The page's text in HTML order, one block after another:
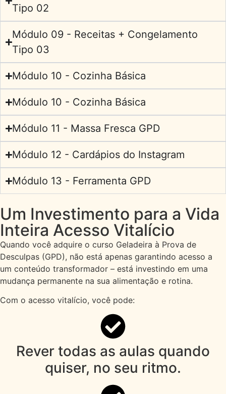
Tipo 02
Módulo 09 - Receitas + Congelamento
Tipo 03
Módulo 10 - Cozinha Básica
Módulo 10 - Cozinha Básica
Módulo 11 - Massa Fresca GPD
Módulo 12 - Cardápios do Instagram
Módulo 13 - Ferramenta GPD
Um Investimento para a Vida
Inteira Acesso Vitalício
Quando você adquire o curso Geladeira à Prova de
Desculpas (GPD), não está apenas garantindo acesso a
um conteúdo transformador – está investindo em uma
mudança permanente na sua alimentação e rotina.
Com o acesso vitalício, você pode:
Rever todas as aulas quando
quiser, no seu ritmo.